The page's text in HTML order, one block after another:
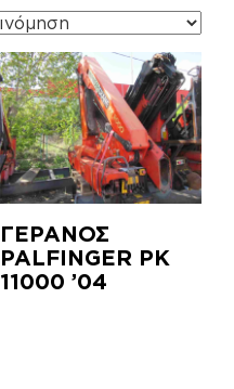
ΓΕΡΑΝΟΣ
PALFINGER PK
11000 ’04